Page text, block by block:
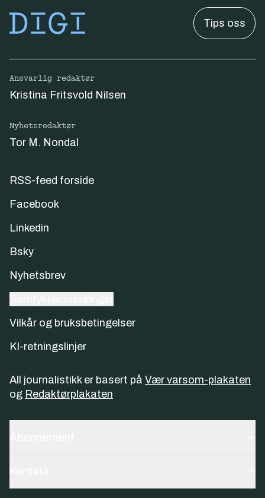
Tips oss
Ansvarlig redaktør
Kristina Fritsvold Nilsen
Nyhetsredaktør
Tor M. Nondal
RSS-feed forside
Facebook
Linkedin
Bsky
Nyhetsbrev
Vilkår og bruksbetingelser
KI-retningslinjer
All journalistikk er basert på Vær varsom-plakaten
og Redaktørplakaten